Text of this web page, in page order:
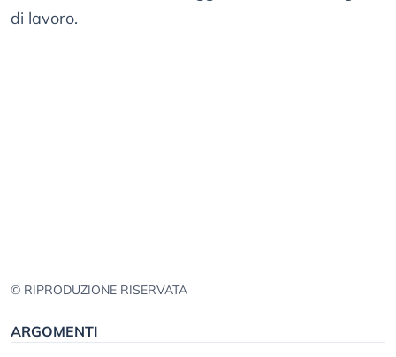
di lavoro.
© RIPRODUZIONE RISERVATA
ARGOMENTI